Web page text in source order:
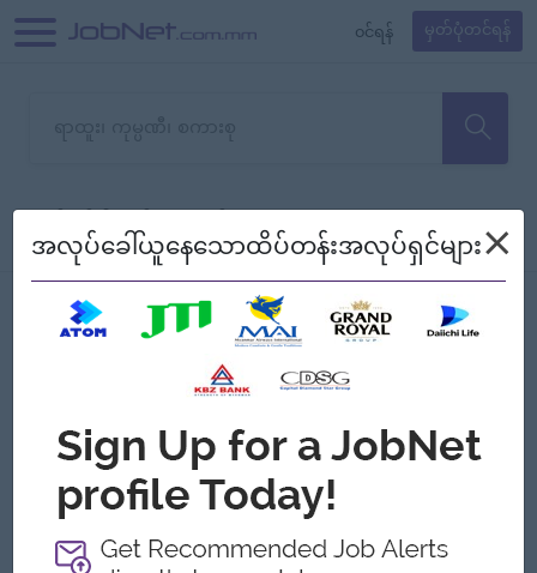
၀င်ရန် မှတ်ပုံတင်ရန်
သော အလုပ်မရှိသေးပါ။
စစ်ရန် စဉ်၍ကြည့်မည်
Myanmar
အလုပ်ခေါ်ယူနေသောထိပ်တန်းအလုပ်ရှင်များ×